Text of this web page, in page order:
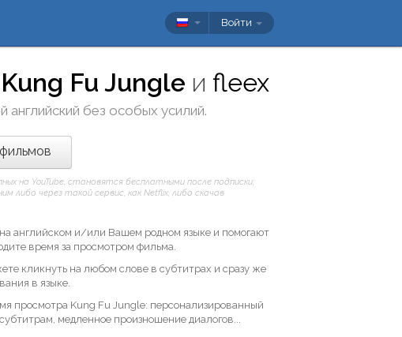
Войти
Kung Fu Jungle иfleex
английский без особых усилий.
на YouTube, становятся бесплатными после подписки;
либо через такой сервис, как Netflix, либо скачав
английском и/или Вашем родном языке и помогают
время за просмотром фильма.
кликнуть на любом слове в субтитрах и сразу же
в языке.
просмотра Kung Fu Jungle: персонализированный
медленное произношение диалогов...